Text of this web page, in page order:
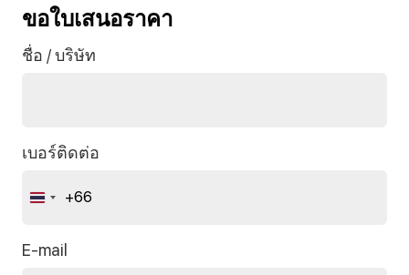
ขอใบเสนอราคา
ชื่อ / บริษัท
เบอร์ติดต่อ
Thailand
+66
E-mail